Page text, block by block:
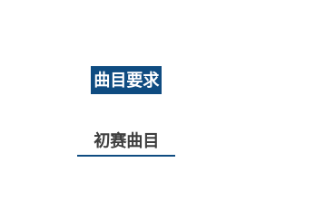
曲目要求
初赛曲目